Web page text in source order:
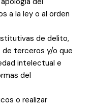
a la ley o al orden
de delito,
terceros y/o que
intelectual e
del
o realizar